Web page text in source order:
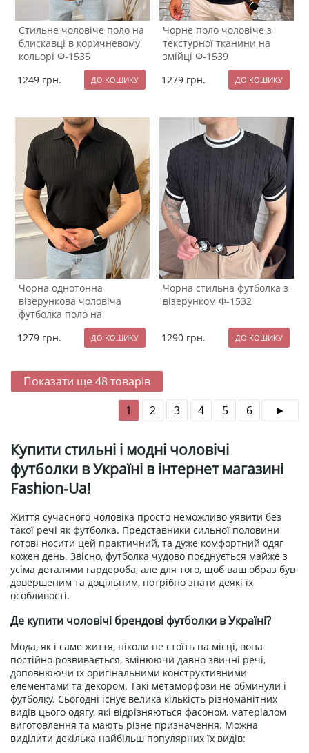
Стильне чоловіче поло на
блискавці в коричневому
кольорі Ф-1535
1249 грн.
Чорне поло чоловіче з
текстурної тканини на
змійці Ф-1539
1279 грн.
Чорна однотонна
візерункова чоловіча
футболка поло на
блискавці Ф-1534
1279 грн.
Чорна стильна футболка з
візерунком Ф-1532
1290 грн.
Показати ще 48товарів
1
2 3 4 5 6
Купити стильні і модні чоловічі
футболки в Україні в інтернет магазині
Fashion-Ua!
Життя сучасного чоловіка просто неможливо уявити без
такої речі як футболка. Представники сильної половини
готові носити цей практичний, та дуже комфортний одяг
кожен день. Звісно, футболка чудово поєднується майже з
усіма деталями гардероба, але для того, щоб ваш образ був
довершеним та доцільним, потрібно знати деякі їх
особливості.
Де купити чоловічі брендові футболки в Україні?
Мода, як і саме життя, ніколи не стоїть на місці, вона
постійно розвивається, змінюючи давно звичні речі,
доповнюючи їх оригінальними конструктивними
елементами та декором. Такі метаморфози не обминули і
футболку. Сьогодні існує велика кількість різноманітних
видів цього одягу, які відрізняються фасоном, матеріалом
виготовлення та мають різне призначення. Можна
виділити декілька найбільш популярних їх видів: